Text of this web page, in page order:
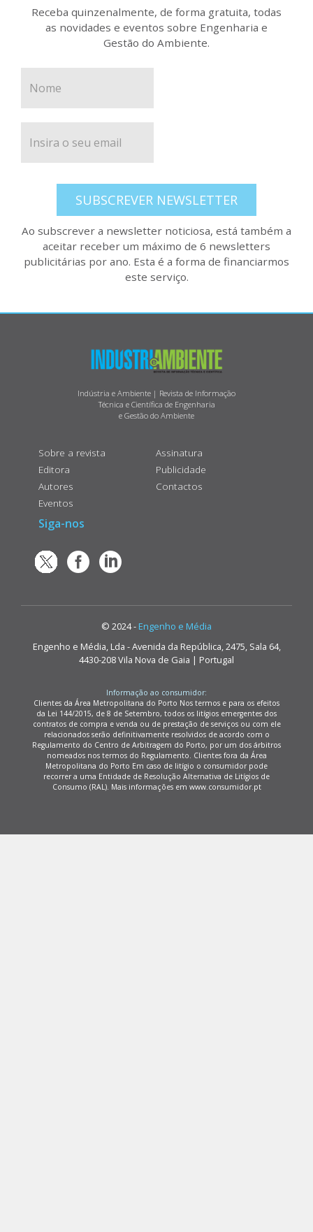
Receba quinzenalmente, de forma gratuita, todas
as novidades e eventos sobre Engenharia e
Gestão do Ambiente.
SUBSCREVER NEWSLETTER
Ao subscrever a newsletter noticiosa, está também a
aceitar receber um máximo de 6 newsletters
publicitárias por ano. Esta é a forma de financiarmos
este serviço.
Indústria e Ambiente | Revista de Informação
Técnica e Científica de Engenharia
e Gestão do Ambiente
Sobre a revista
Editora
Autores
Eventos
Assinatura
Publicidade
Contactos
Siga-nos
© 2024 - Engenho e Média
Engenho e Média, Lda - Avenida da República, 2475, Sala 64,
4430-208 Vila Nova de Gaia | Portugal
Informação ao consumidor:
Clientes da Área Metropolitana do Porto Nos termos e para os efeitos
da Lei 144/2015, de 8 de Setembro, todos os litígios emergentes dos
contratos de compra e venda ou de prestação de serviços ou com ele
relacionados serão definitivamente resolvidos de acordo com o
Regulamento do Centro de Arbitragem do Porto, por um dos árbitros
nomeados nos termos do Regulamento. Clientes fora da Área
Metropolitana do Porto Em caso de litígio o consumidor pode
recorrer a uma Entidade de Resolução Alternativa de Litígios de
Consumo (RAL). Mais informações em www.consumidor.pt